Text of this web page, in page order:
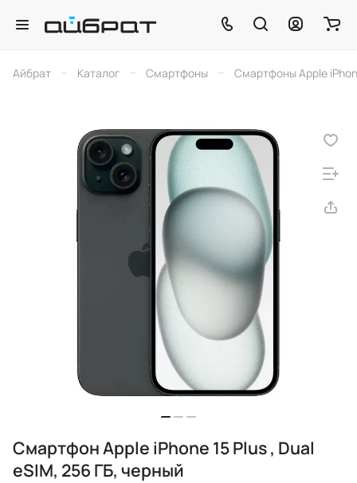
Айбрат – Каталог – Смартфоны – Смартфоны Apple
Смартфон Apple iPhone 15 Plus , Dual
eSIM, 256 ГБ, черный